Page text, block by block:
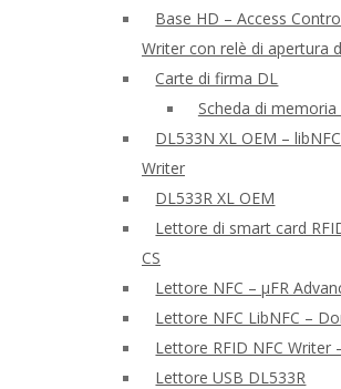
Base HD – Access
Writer con relè di apertura
Carte di firma DL
Scheda di
DL533N XL OEM –
Writer
DL533R XL OEM
Lettore di smart card
CS
Lettore NFC – μFR
Lettore NFC LibNFC –
Lettore RFID NFC Writer
Lettore USB DL533R